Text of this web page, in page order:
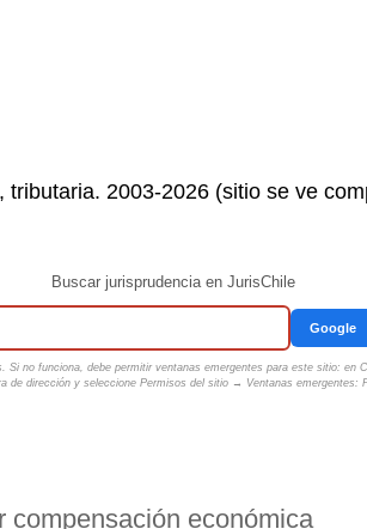
2003-2026 (sitio se ve
Buscar jurisprudencia en JurisChile
Google
Si no funciona, debe permitir ventanas emergentes para este sitio: en
de dirección y seleccione Permisos del sitio → Ventanas emergentes:
compensación económica